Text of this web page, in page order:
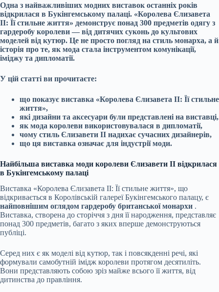
Одна з найважливіших модних виставок останніх років
відкрилася в Букінгемському палаці. «Королева Єлизавета
II: Її стильне життя» демонструє понад 300 предметів одягу з
гардеробу королеви — від дитячих суконь до культових
моделей від кутюр. Це не просто погляд на стиль монарха, а й
історія про те, як мода стала інструментом комунікації,
іміджу та дипломатії.
У цій статті ви прочитаєте:
що показує виставка «Королева Єлизавета II: Її стильне
життя»,
які дизайни та аксесуари були представлені на виставці,
як мода королеви використовувалася в дипломатії,
чому стиль Єлизавети II надихає сучасних дизайнерів,
що ця виставка означає для індустрії моди.
Найбільша виставка моди королеви Єлизавети II відкрилася
в Букінгемському палаці
Виставка «Королева Єлизавета II: Її стильне життя», що
відкривається в Королівській галереї Букінгемського палацу, є
найповнішим оглядом гардеробу британської монархи .
Виставка, створена до сторіччя з дня її народження, представляє
понад 300 предметів, багато з яких вперше демонструються
публіці.
Серед них є як моделі від кутюр, так і повсякденні речі, які
формували самобутній імідж королеви протягом десятиліть.
Вони представляють собою зріз майже всього її життя, від
дитинства до правління.